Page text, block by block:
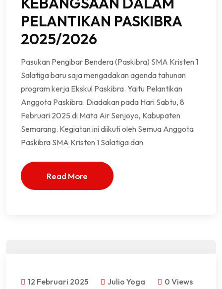
PELANTIKAN PASKIBRA
2025/2026
Pasukan Pengibar Bendera (Paskibra) SMA Kristen 1
Salatiga baru saja mengadakan agenda tahunan
program kerja Ekskul Paskibra. Yaitu Pelantikan
Anggota Paskibra. Diadakan pada Hari Sabtu, 8
Februari 2025 di Mata Air Senjoyo, Kabupaten
Semarang. Kegiatan ini diikuti oleh Semua Anggota
Paskibra SMA Kristen 1 Salatiga dan
Read More
12 Februari 2025 Julio Yoga 0 Views